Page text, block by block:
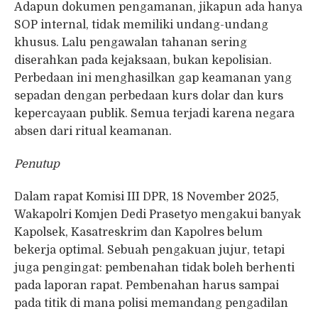
Adapun dokumen pengamanan, jikapun ada hanya
SOP internal, tidak memiliki undang-undang
khusus. Lalu pengawalan tahanan sering
diserahkan pada kejaksaan, bukan kepolisian.
Perbedaan ini menghasilkan gap keamanan yang
sepadan dengan perbedaan kurs dolar dan kurs
kepercayaan publik. Semua terjadi karena negara
absen dari ritual keamanan.
Penutup
Dalam rapat Komisi III DPR, 18 November 2025,
Wakapolri Komjen Dedi Prasetyo mengakui banyak
Kapolsek, Kasatreskrim dan Kapolres belum
bekerja optimal. Sebuah pengakuan jujur, tetapi
juga pengingat: pembenahan tidak boleh berhenti
pada laporan rapat. Pembenahan harus sampai
pada titik di mana polisi memandang pengadilan